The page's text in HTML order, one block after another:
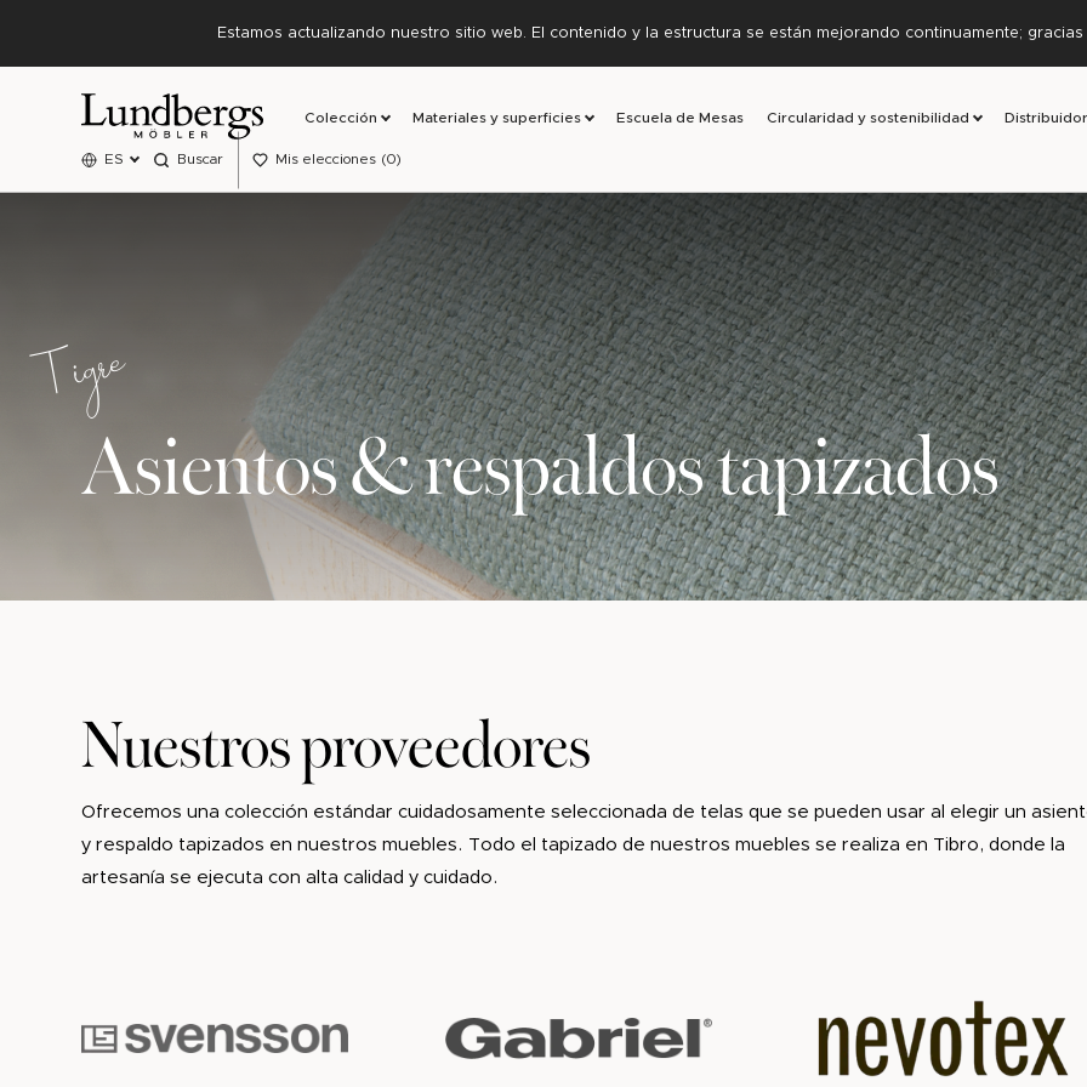
Estamos actualizando nuestro sitio web. El contenido y la estructura se están mejorando continuamente;
Colección Materiales y superficies Escuela de Mesas Circularidad y sostenibilidad
ES Buscar Mis elecciones 0
Tigre
Asientos & respaldos tapizados
Nuestros proveedores
Ofrecemos una colección estándar cuidadosamente seleccionada de telas que se pueden usar al elegir un
y respaldo tapizados en nuestros muebles. Todo el tapizado de nuestros muebles se realiza en Tibro, donde la
artesanía se ejecuta con alta calidad y cuidado.